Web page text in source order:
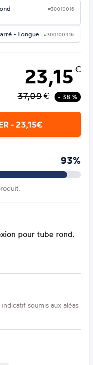
-
#30010016
- Longue…#300100916
23,15 €
37,09€ - 38 %
- 23,15€
93%
pour tube rond.
soumis aux aléas